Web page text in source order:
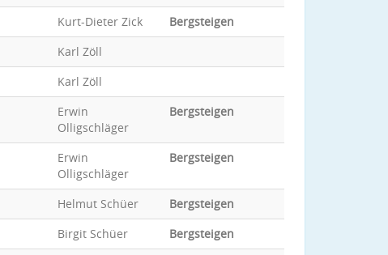
Kurt-Dieter Zick
Bergsteigen
Karl Zöll
Karl Zöll
Erwin
Olligschläger
Bergsteigen
Erwin
Olligschläger
Bergsteigen
Helmut Schüer
Bergsteigen
Birgit Schüer
Bergsteigen